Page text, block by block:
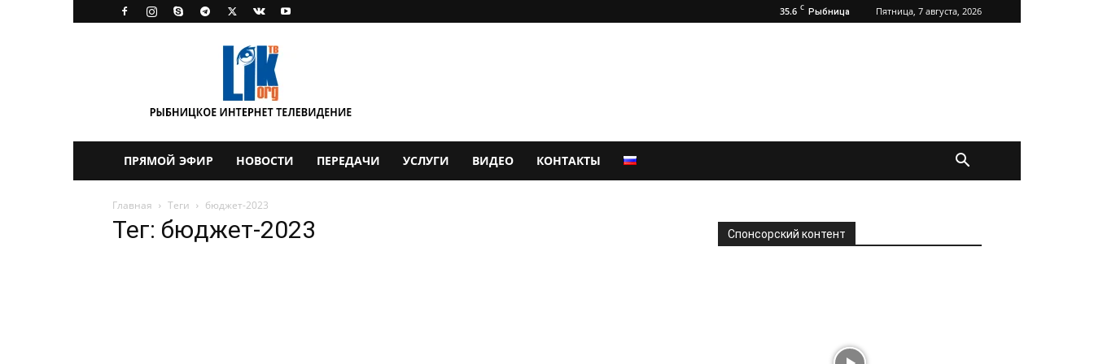
35.6 C Рыбница Пятница, 7 августа, 2026
ПРЯМОЙ ЭФИР НОВОСТИ ПЕРЕДАЧИ УСЛУГИ ВИДЕО КОНТАКТЫ
Главная Теги бюджет-2023
Тег: бюджет-2023 Спонсорский контент